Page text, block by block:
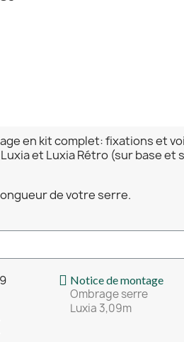
en kit complet: fixations et
et Luxia Rétro (sur base et
de votre serre.
Notice de montage
Ombrage serre
Luxia 3,09m